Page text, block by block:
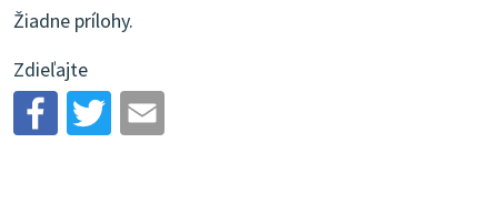
Žiadne prílohy.
Zdieľajte